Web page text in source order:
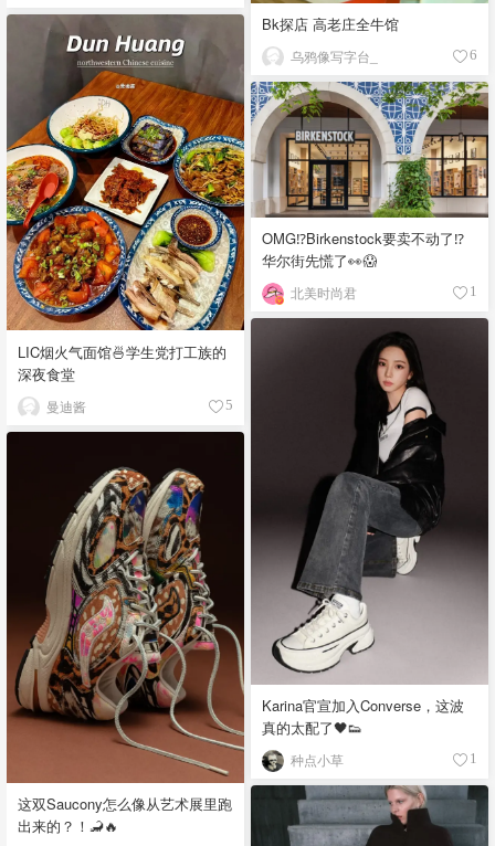
Bk探店 高老庄全牛馆
乌鸦像写字台_ 6
LIC烟火气面馆🍜学生党打工族的
深夜食堂
曼迪酱 5
OMG⁉️Birkenstock要卖不动了⁉
华尔街先慌了👀😱
北美时尚君 1
Karina官宣加入Converse，这波
真的太配了🖤👟
种点小草 1
这双Saucony怎么像从艺术展里跑
出来的？！🦂🔥